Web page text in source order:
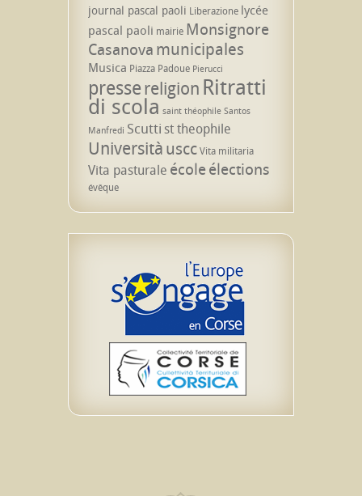
journal pascal paoli Liberazione lycée
pascal paoli mairie Monsignore
Casanova municipales
Musica Piazza Padoue Pierucci
pressereligion Ritratti
di scola saint théophile Santos
Manfredi Scuttist theophile
UniversitàusccVita militaria
Vita pasturale écoleélections
évêque